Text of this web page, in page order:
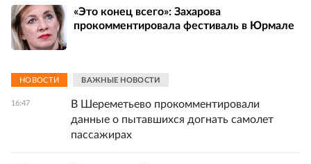
«Это конец всего»: Захарова
прокомментировала фестиваль в Юрмале
НОВОСТИ ВАЖНЫЕ НОВОСТИ
16:47
В Шереметьево прокомментировали
данные о пытавшихся догнать самолет
пассажирах